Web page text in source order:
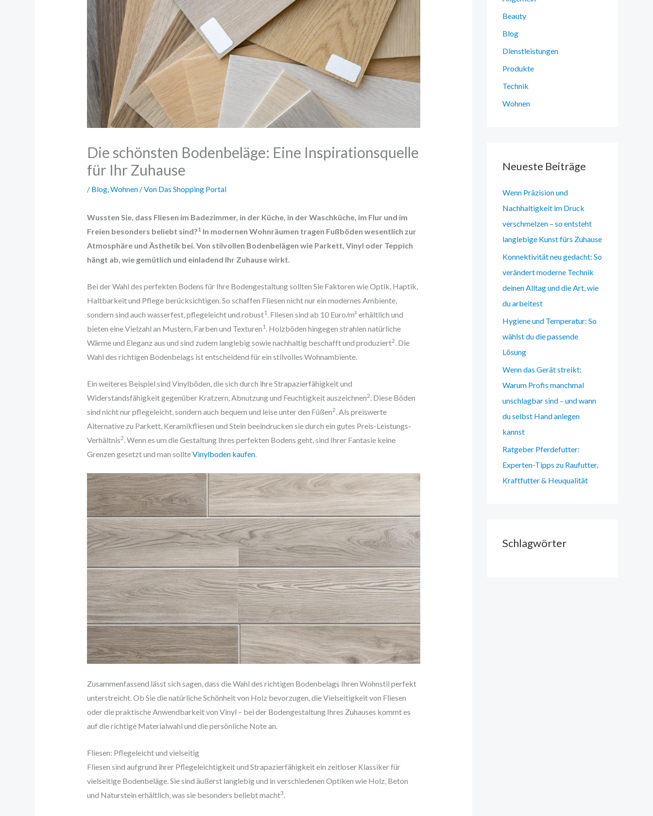
Die schönsten Bodenbeläge: Eine Inspirationsquelle
für Ihr Zuhause
/ Blog,Wohnen/ Von Das Shopping Portal
Wussten Sie, dass Fliesen im Badezimmer, in der Küche, in der Waschküche, im Flur und im
Freien besonders beliebt sind?1In modernen Wohnräumen tragen Fußböden wesentlich zur
Atmosphäre und Ästhetik bei. Von stilvollen Bodenbelägen wie Parkett, Vinyl oder Teppich
hängt ab, wie gemütlich und einladend Ihr Zuhause wirkt.
Bei der Wahl des perfekten Bodens für Ihre Bodengestaltung sollten Sie Faktoren wie Optik, Haptik,
Haltbarkeit und Pflege berücksichtigen. So schaffen Fliesen nicht nur ein modernes Ambiente,
sondern sind auch wasserfest, pflegeleicht und robust1. Fliesen sind ab 10 Euro/m² erhältlich und
bieten eine Vielzahl an Mustern, Farben und Texturen 1. Holzböden hingegen strahlen natürliche
Wärme und Eleganz aus und sind zudem langlebig sowie nachhaltig beschafft und produziert2. Die
Wahl des richtigen Bodenbelags ist entscheidend für ein stilvolles Wohnambiente.
Ein weiteres Beispiel sind Vinylböden, die sich durch ihre Strapazierfähigkeit und
Widerstandsfähigkeit gegenüber Kratzern, Abnutzung und Feuchtigkeit auszeichnen2 . Diese Böden
sind nicht nur pflegeleicht, sondern auch bequem und leise unter den Füßen2 . Als preiswerte
Alternative zu Parkett, Keramikfliesen und Stein beeindrucken sie durch ein gutes Preis-Leistungs-
Verhältnis2 . Wenn es um die Gestaltung Ihres perfekten Bodens geht, sind Ihrer Fantasie keine
Grenzen gesetzt und man sollteVinylboden kaufen.
Zusammenfassend lässt sich sagen, dass die Wahl des richtigen Bodenbelags Ihren Wohnstil perfekt
unterstreicht. Ob Sie die natürliche Schönheit von Holz bevorzugen, die Vielseitigkeit von Fliesen
oder die praktische Anwendbarkeit von Vinyl – bei der Bodengestaltung Ihres Zuhauses kommt es
auf die richtige Materialwahl und die persönliche Note an.
Fliesen: Pflegeleicht und vielseitig
Fliesen sind aufgrund ihrer Pflegeleichtigkeit und Strapazierfähigkeit ein zeitloser Klassiker für
vielseitige Bodenbeläge. Sie sind äußerst langlebig und in verschiedenen Optiken wie Holz, Beton
und Naturstein erhältlich, was sie besonders beliebt macht3
Beauty
Blog
Dienstleistungen
Produkte
Technik
Wohnen
Neueste Beiträge
Wenn Präzision und
Nachhaltigkeit im Druck
verschmelzen – so entsteht
langlebige Kunst fürs Zuhause
Konnektivität neu gedacht: So
verändert moderne Technik
deinen Alltag und die Art, wie
du arbeitest
Hygiene und Temperatur: So
wählst du die passende
Lösung
Wenn das Gerät streikt:
Warum Profis manchmal
unschlagbar sind – und wann
du selbst Hand anlegen
kannst
Ratgeber Pferdefutter:
Experten-Tipps zu Raufutter,
Kraftfutter & Heuqualität
Schlagwörter